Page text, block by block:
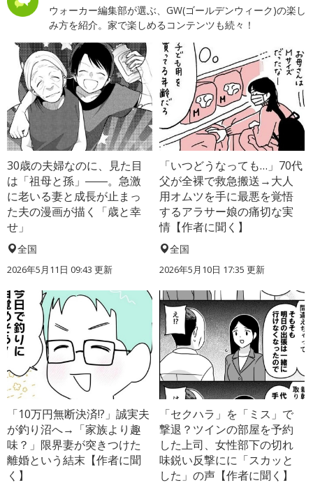
ウォーカー編集部が選ぶ、GW(ゴールデンウィーク)の楽し
み方を紹介。家で楽しめるコンテンツも続々！
30歳の夫婦なのに、見た目
は「祖母と孫」――。急激
に老いる妻と成長が止まっ
た夫の漫画が描く「歳と幸
せ」
全国
2026年5月11日 09:43 更新
「いつどうなっても…」70代
父が全裸で救急搬送→大人
用オムツを手に最悪を覚悟
するアラサー娘の痛切な実
情【作者に聞く】
全国
2026年5月10日 17:35 更新
「10万円無断決済!?」誠実夫
が釣り沼へ→「家族より趣
味？」限界妻が突きつけた
離婚という結末【作者に聞
く】
「セクハラ」を「ミス」で
撃退？ツインの部屋を予約
した上司、女性部下の切れ
味鋭い反撃にに「スカッと
した」の声【作者に聞く】